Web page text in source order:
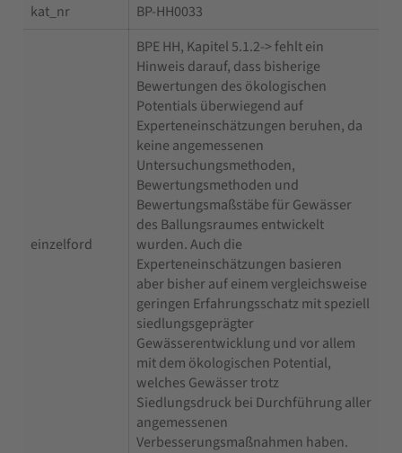
kat_nr BP-HH0033
einzelford
BPE HH, Kapitel 5.1.2-> fehlt ein
Hinweis darauf, dass bisherige
Bewertungen des ökologischen
Potentials überwiegend auf
Experteneinschätzungen beruhen, da
keine angemessenen
Untersuchungsmethoden,
Bewertungsmethoden und
Bewertungsmaßstäbe für Gewässer
des Ballungsraumes entwickelt
wurden. Auch die
Experteneinschätzungen basieren
aber bisher auf einem vergleichsweise
geringen Erfahrungsschatz mit speziell
siedlungsgeprägter
Gewässerentwicklung und vor allem
mit dem ökologischen Potential,
welches Gewässer trotz
Siedlungsdruck bei Durchführung aller
angemessenen
Verbesserungsmaßnahmen haben.